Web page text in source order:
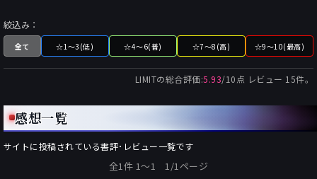
絞込み：
全て ☆1～3(低) ☆4～6(普) ☆7～8(高) ☆9～10(最高)
LIMITの総合評価:5.93/10点 レビュー 15件。
感想一覧
サイトに投稿されている書評･レビュー一覧です
全1件 1〜1 1/1ページ